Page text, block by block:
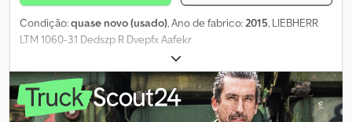
Condição:quase novo (usado), Ano de fabrico:2015, LIEBHERR
LTM 1060-3.1 Dedszp R Dvepfx Aafekr